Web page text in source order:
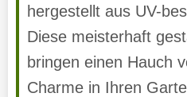
hergestellt aus UV-
Diese meisterhaft
bringen einen Hauch
Charme in Ihren